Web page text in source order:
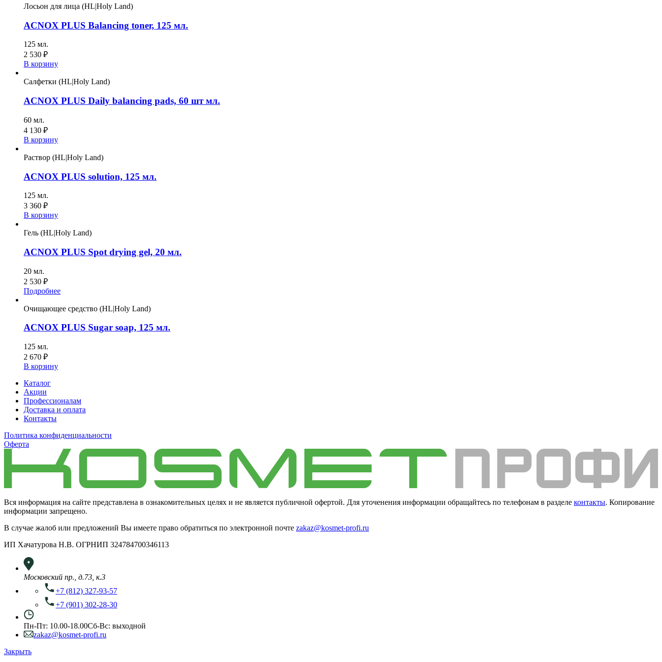
Лосьон для лица (HL|Holy Land)
ACNOX PLUS Balancing toner, 125 мл.
125 мл.
2 530 ₽
В корзину
Салфетки (HL|Holy Land)
ACNOX PLUS Daily balancing pads, 60 шт мл.
60 мл.
4 130 ₽
В корзину
Раствор (HL|Holy Land)
ACNOX PLUS solution, 125 мл.
125 мл.
3 360 ₽
В корзину
Гель (HL|Holy Land)
ACNOX PLUS Spot drying gel, 20 мл.
20 мл.
2 530 ₽
Подробнее
Очищающее средство (HL|Holy Land)
ACNOX PLUS Sugar soap, 125 мл.
125 мл.
2 670 ₽
В корзину
Каталог
Акции
Профессионалам
Доставка и оплата
Контакты
Политика конфиденциальности
Оферта
Вся информация на сайте представлена в ознакомительных целях и не является публичной офертой. Для уточенения информации обращайтесь по телефонам в разделе контакты. Копирование
информации запрещено.
В случае жалоб или предложений Вы имеете право обратиться по электронной почте zakaz@kosmet-profi.ru
ИП Хачатурова Н.В. ОГРНИП 324784700346113
Московский пр., д.73, к.3
+7 (812) 327-93-57
+7 (901) 302-28-30
Пн-Пт: 10.00-18.00Сб-Вс: выходной
zakaz@kosmet-profi.ru
Закрыть